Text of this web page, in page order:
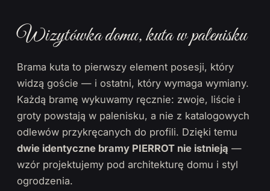
Wizytówka domu, kuta w palenisku
Brama kuta to pierwszy element posesji, który
widzą goście — i ostatni, który wymaga wymiany.
Każdą bramę wykuwamy ręcznie: zwoje, liście i
groty powstają w palenisku, a nie z katalogowych
odlewów przykręcanych do profili. Dzięki temu
dwie identyczne bramy PIERROT nie istnieją —
wzór projektujemy pod architekturę domu i styl
ogrodzenia.